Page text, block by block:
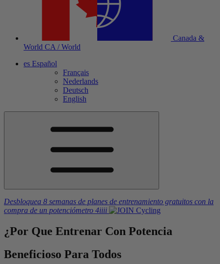
Canada &
World CA / World
es Español
Français
Nederlands
Deutsch
English
Desbloquea 8 semanas de planes de entrenamiento gratuitos con la
compra de un potenciómetro 4iiii
¿Por Que Entrenar Con Potencia
Beneficioso Para Todos